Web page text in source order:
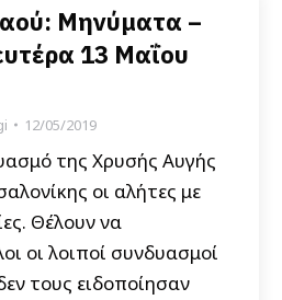
Μηνύματα –
13 Μαΐου
12/05/2019
της Χρυσής Αυγής
οι αλήτες με
Θέλουν να
οι λοιποί συνδυασμοί
τους ειδοποίησαν